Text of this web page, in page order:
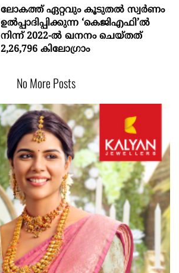
ലോകത്ത് ഏറ്റവും കൂടുതൽ സ്വർണം
ഉൽപ്പാദിപ്പിക്കുന്ന ‘കെജിഎഫി’ൽ
നിന്ന് 2022-ൽ ഖനനം ചെയ്തത്
2,26,796 കിലോഗ്രാം
No More Posts